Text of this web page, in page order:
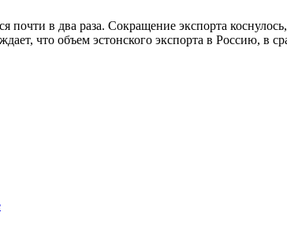
в два раза. Сокращение экспорта
что объем эстонского экспорта в Россию, в